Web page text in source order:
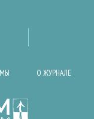
О ЖУРНАЛЕ